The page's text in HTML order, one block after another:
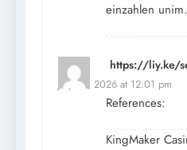
einzahlen
https://liy.ke/
July 10, 2026 at 12:01 pm
References:
KingMaker